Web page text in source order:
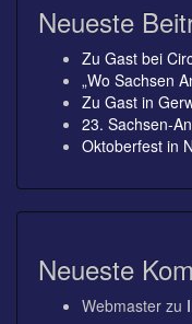
Neueste
Zu Gast bei
„Wo Sachsen
Zu Gast in
23. Sachsen-
Oktoberfest in
Neueste
Webmaster zu